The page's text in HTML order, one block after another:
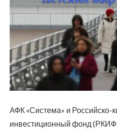
АФК «Система» и Российско-
инвестиционный фонд